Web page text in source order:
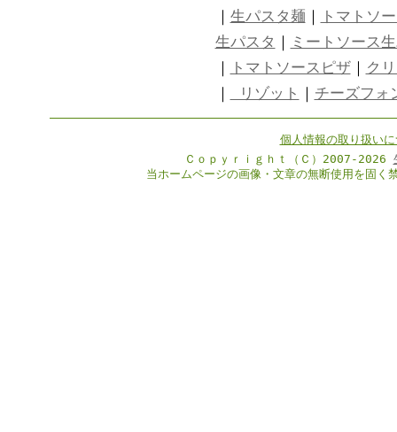
｜ 生パスタ麺 ｜
トマトソ
生パスタ ｜ ミートソース
｜
トマトソースピザ｜ ク
｜
リゾット ｜ チーズフォ
個人情報の取り扱い
Ｃｏｐｙｒｉｇｈｔ（Ｃ）2007-2026
当ホームページの画像・文章の無断使用を固